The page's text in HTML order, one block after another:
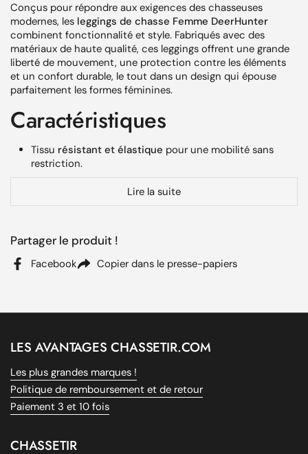
Conçus pour répondre aux exigences des chasseuses
modernes, les leggings de chasse Femme DeerHunter
combinent fonctionnalité et style. Fabriqués avec des
matériaux de haute qualité, ces leggings offrent une grande
liberté de mouvement, une protection contre les éléments
et un confort durable, le tout dans un design qui épouse
parfaitement les formes féminines.
Caractéristiques
Tissu résistant et élastique pour une mobilité sans
restriction.
Design adapté à la silhouette féminine pour un
ajustement confortable et flatteur.
difficiles.
Poches stratégiquement placées pour un rangement
pratique.
optimale.
Avantages Produit
Lesleggings de chasse Femme DeerHunter
parfait pour les femmes passionnées d'activités en plein air.
une adaptation parfaite aux mouvements du corps, tout en
Lire la suite
Partager le produit !
Facebook Copier dans le presse-papiers
LES AVANTAGES CHASSETIR.COM
Les plus grandes marques !
Politique de remboursement et de retour
Paiement 3 et 10 fois
CHASSETIR